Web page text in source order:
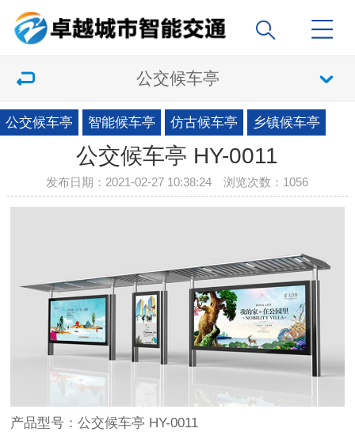
公交候车亭
公交候车亭 智能候车亭 仿古候车亭 乡镇候车亭
公交候车亭 HY-0011
发布日期：2021-02-27 10:38:24 浏览次数： 1056
产品型号：公交候车亭 HY-0011